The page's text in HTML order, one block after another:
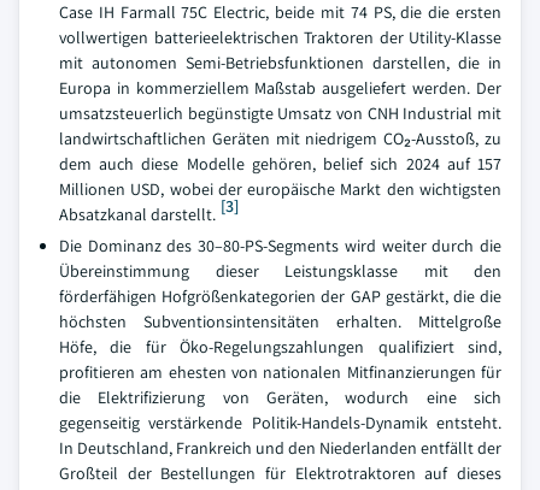
Case IH Farmall 75C Electric, beide mit 74 PS, die die ersten
vollwertigen batterieelektrischen Traktoren der Utility-Klasse
mit autonomen Semi-Betriebsfunktionen darstellen, die in
Europa in kommerziellem Maßstab ausgeliefert werden. Der
umsatzsteuerlich begünstigte Umsatz von CNH Industrial mit
landwirtschaftlichen Geräten mit niedrigem CO₂-Ausstoß, zu
dem auch diese Modelle gehören, belief sich 2024 auf 157
Millionen USD, wobei der europäische Markt den wichtigsten
Absatzkanal darstellt. [3]
Die Dominanz des 30–80-PS-Segments wird weiter durch die
Übereinstimmung dieser Leistungsklasse mit den
förderfähigen Hofgrößenkategorien der GAP gestärkt, die die
höchsten Subventionsintensitäten erhalten. Mittelgroße
Höfe, die für Öko-Regelungszahlungen qualifiziert sind,
profitieren am ehesten von nationalen Mitfinanzierungen für
die Elektrifizierung von Geräten, wodurch eine sich
gegenseitig verstärkende Politik-Handels-Dynamik entsteht.
In Deutschland, Frankreich und den Niederlanden entfällt der
Großteil der Bestellungen für Elektrotraktoren auf dieses